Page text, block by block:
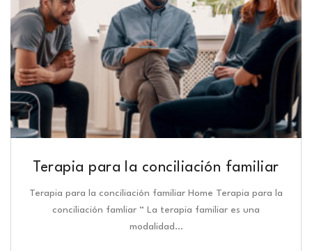
Terapia para la conciliación familiar
Terapia para la conciliación familiar Home Terapia para la
conciliación famliar “ La terapia familiar es una
modalidad…